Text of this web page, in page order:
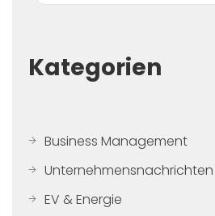
Kategorien
Business Management
Unternehmensnachrichten
EV & Energie